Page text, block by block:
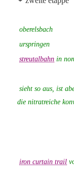
oberelsbach
urspringen
streutalbahn in
sieht so aus, ist
die nitratreiche
iron curtain trail